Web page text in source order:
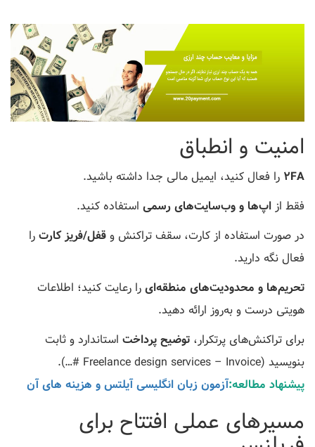
امنیت و انطباق
۲FA را فعال کنید، ایمیل مالی جدا داشته باشید.
فقط ازاپ‌ها و وب‌سایت‌های رسمی استفاده کنید.
در صورت استفاده از کارت، سقف تراکنش وقفل/فریز کارترا
فعال نگه دارید.
تحریم‌ها و محدودیت‌های منطقه‌ایرا رعایت کنید؛ اطلاعات
هویتی درست و به‌روز ارائه دهید.
برای تراکنش‌های پرتکرار، توضیح پرداخت استاندارد و ثابت
بنویسید (Freelance design services – Invoice #…).
پیشنهاد مطالعه:آزمون زبان انگلیسی آیلتس و هزینه های آن
مسیرهای عملی افتتاح برای